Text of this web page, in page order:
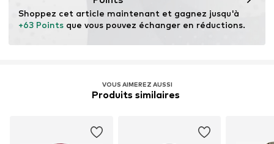
Global Recycled Standard (GRS)
Compteur d'eau : 5.000 mm
respirabilité : 5.000-10.000 g/m²/24h
+63 Points que vous pouvez échanger en réductions.
VOUS AIMEREZ AUSSI
Produits similaires